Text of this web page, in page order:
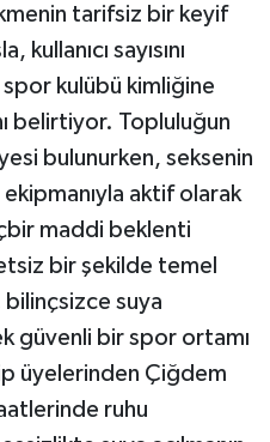
tarifsiz bir keyif
sayısını
kulübü kimliğine
belirtiyor. Topluluğun
bulunurken, seksenin
aktif olarak
maddi beklenti
bir şekilde temel
suya
güvenli bir spor ortamı
üyelerinden Çiğdem
ruhu